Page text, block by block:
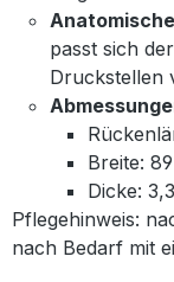
passt sich
Druckstellen
Breite:
Dicke:
Pflegehinweis:
nach Bedarf mit